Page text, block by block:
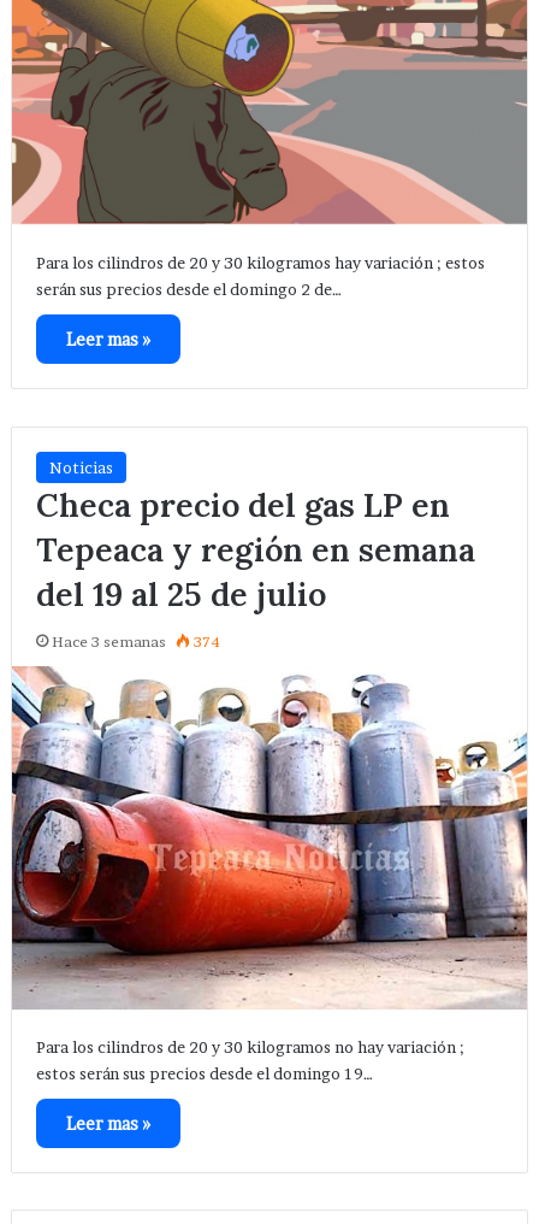
Para los cilindros de 20 y 30 kilogramos hay variación ; estos
serán sus precios desde el domingo 2 de…
Leer mas »
Noticias
Checa precio del gas LP en
Tepeaca y región en semana
del 19 al 25 de julio
Hace 3 semanas 374
Para los cilindros de 20 y 30 kilogramos no hay variación ;
estos serán sus precios desde el domingo 19…
Leer mas »